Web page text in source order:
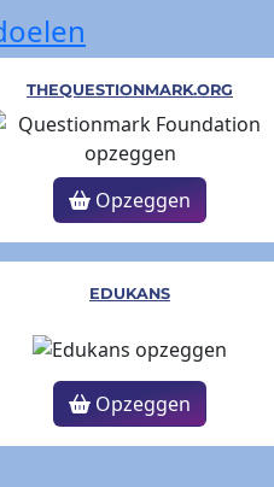
THEQUESTIONMARK.ORG
Opzeggen
EDUKANS
Opzeggen